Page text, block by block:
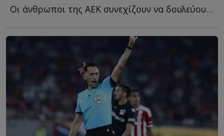
Οι άνθρωποι της ΑΕΚ συνεχίζουν να δουλεύουν και στα υ...